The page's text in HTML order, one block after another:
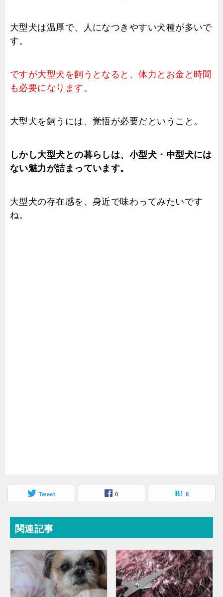
大型犬は温厚で、人になつきやすい犬種が多いで
す。
ですが大型犬を飼うとなると、体力とお金と時間
も必要になります。
大型犬を飼うには、覚悟が必要だということ。
しかし大型犬との暮らしは、小型犬・中型犬には
ない魅力が詰まっています。
大型犬の存在感を、身近で味わってみたいです
ね。
Tweet 0 0
関連記事